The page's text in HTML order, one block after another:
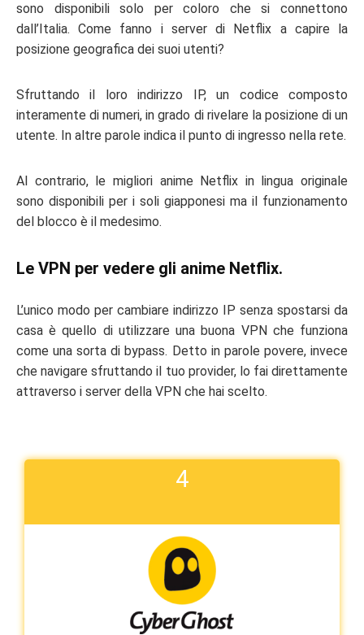
sono disponibili solo per coloro che si connettono
dall’Italia. Come fanno i server di Netflix a capire la
posizione geografica dei suoi utenti?
Sfruttando il loro indirizzo IP, un codice composto
interamente di numeri, in grado di rivelare la posizione di un
utente. In altre parole indica il punto di ingresso nella rete.
Al contrario, le migliori anime Netflix in lingua originale
sono disponibili per i soli giapponesi ma il funzionamento
del blocco è il medesimo.
Le VPN per vedere gli anime Netflix.
L’unico modo per cambiare indirizzo IP senza spostarsi da
casa è quello di utilizzare una buona VPN che funziona
come una sorta di bypass. Detto in parole povere, invece
che navigare sfruttando il tuo provider, lo fai direttamente
attraverso i server della VPN che hai scelto.
4